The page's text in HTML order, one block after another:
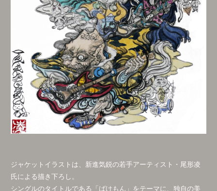
ジャケットイラストは、新進気鋭の若手アーティスト・尾形凌
氏による描き下ろし。
シングルのタイトルである「ばけもん」をテーマに、独自の美